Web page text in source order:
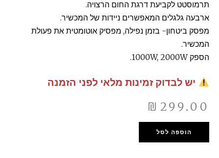
תרמוסטט לקביעת דרגת החום הרצויה.
ארבעה גלגלים המאפשרים ניידות של המכשיר.
מפסק ביטחון- בזמן נפילה, מפסיק אוטומטית את פעולת
המכשיר.
הספק 1000W, 2000W.
יש לבדוק זמינות מלאי לפני הזמנה
₪ 299.00
הוספה לסל